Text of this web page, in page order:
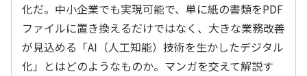
化だ。中小企業でも実現可能で、単に紙の書類をPDF
ファイルに置き換えるだけではなく、大きな業務改善
が見込める「AI（人工知能）技術を生かしたデジタル
化」とはどのようなものか。マンガを交えて解説す